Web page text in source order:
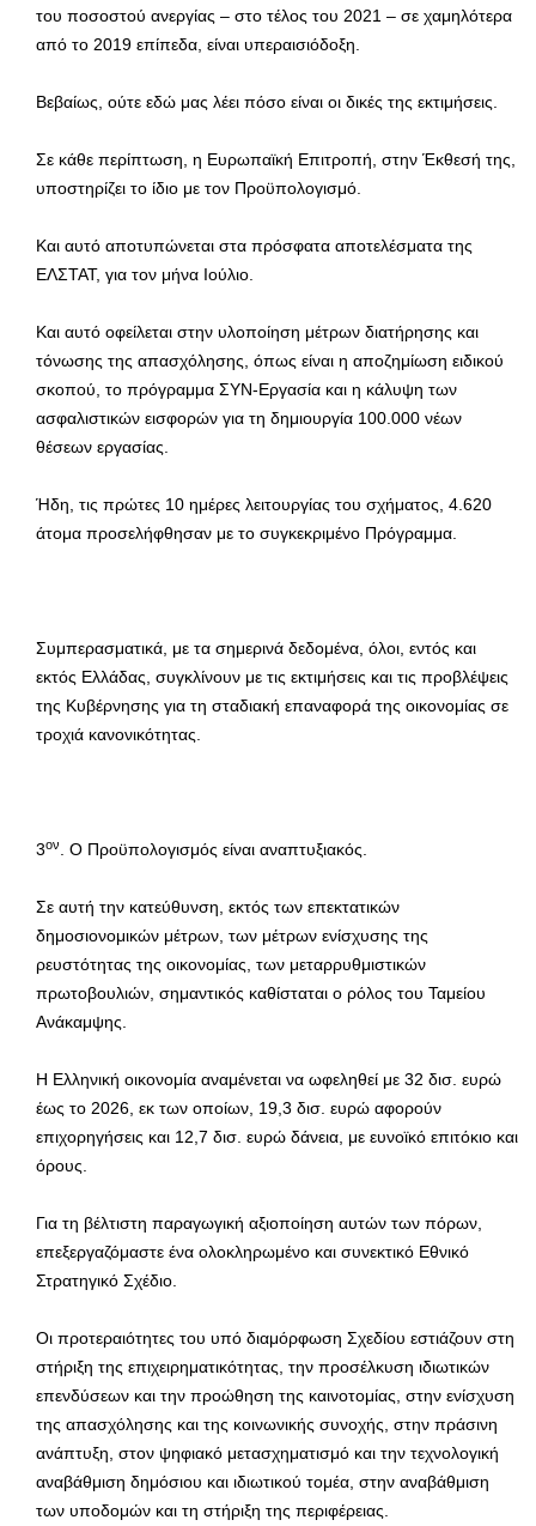
του ποσοστού ανεργίας – στο τέλος του 2021 – σε χαμηλότερα
από το 2019 επίπεδα, είναι υπεραισιόδοξη.
Βεβαίως, ούτε εδώ μας λέει πόσο είναι οι δικές της εκτιμήσεις.
Σε κάθε περίπτωση, η Ευρωπαϊκή Επιτροπή, στην Έκθεσή της,
υποστηρίζει το ίδιο με τον Προϋπολογισμό.
Και αυτό αποτυπώνεται στα πρόσφατα αποτελέσματα της
ΕΛΣΤΑΤ, για τον μήνα Ιούλιο.
Και αυτό οφείλεται στην υλοποίηση μέτρων διατήρησης και
τόνωσης της απασχόλησης, όπως είναι η αποζημίωση ειδικού
σκοπού, το πρόγραμμα ΣΥΝ-Εργασία και η κάλυψη των
ασφαλιστικών εισφορών για τη δημιουργία 100.000 νέων
θέσεων εργασίας.
Ήδη, τις πρώτες 10 ημέρες λειτουργίας του σχήματος, 4.620
άτομα προσελήφθησαν με το συγκεκριμένο Πρόγραμμα.
Συμπερασματικά, με τα σημερινά δεδομένα, όλοι, εντός και
εκτός Ελλάδας, συγκλίνουν με τις εκτιμήσεις και τις προβλέψεις
της Κυβέρνησης για τη σταδιακή επαναφορά της οικονομίας σε
τροχιά κανονικότητας.
3ον. Ο Προϋπολογισμός είναι αναπτυξιακός.
Σε αυτή την κατεύθυνση, εκτός των επεκτατικών
δημοσιονομικών μέτρων, των μέτρων ενίσχυσης της
ρευστότητας της οικονομίας, των μεταρρυθμιστικών
πρωτοβουλιών, σημαντικός καθίσταται ο ρόλος του Ταμείου
Ανάκαμψης.
Η Ελληνική οικονομία αναμένεται να ωφεληθεί με 32 δισ. ευρώ
έως το 2026, εκ των οποίων, 19,3 δισ. ευρώ αφορούν
επιχορηγήσεις και 12,7 δισ. ευρώ δάνεια, με ευνοϊκό επιτόκιο και
όρους.
Για τη βέλτιστη παραγωγική αξιοποίηση αυτών των πόρων,
επεξεργαζόμαστε ένα ολοκληρωμένο και συνεκτικό Εθνικό
Στρατηγικό Σχέδιο.
Οι προτεραιότητες του υπό διαμόρφωση Σχεδίου εστιάζουν στη
στήριξη της επιχειρηματικότητας, την προσέλκυση ιδιωτικών
επενδύσεων και την προώθηση της καινοτομίας, στην ενίσχυση
της απασχόλησης και της κοινωνικής συνοχής, στην πράσινη
ανάπτυξη, στον ψηφιακό μετασχηματισμό και την τεχνολογική
αναβάθμιση δημόσιου και ιδιωτικού τομέα, στην αναβάθμιση
των υποδομών και τη στήριξη της περιφέρειας.